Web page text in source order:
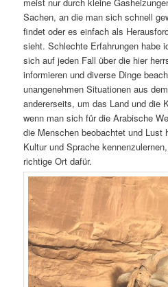
Sachen, an die man sich schnell
findet oder es einfach als
sieht. Schlechte Erfahrungen habe
sich auf jeden Fall über die hier
informieren und diverse Dinge
unangenehmen Situationen aus
andererseits, um das Land und die
wenn man sich für die Arabische
die Menschen beobachtet und Lust
Kultur und Sprache
richtige Ort dafür.